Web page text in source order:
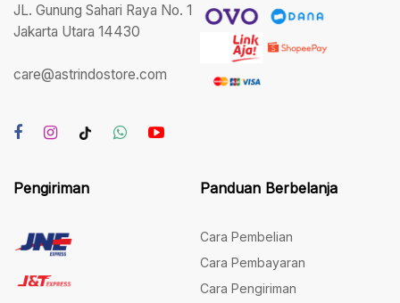
JL. Gunung Sahari Raya No. 1
Jakarta Utara 14430
care@astrindostore.com
Pengiriman Panduan Berbelanja
Cara Pembelian
Cara Pembayaran
Cara Pengiriman